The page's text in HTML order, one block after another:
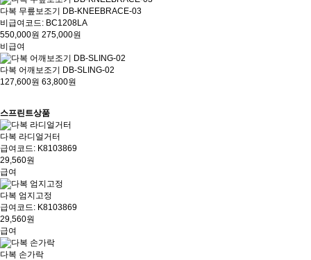
다복 무릎보조기 DB-KNEEBRACE-03
비급여코드: BC1208LA
550,000원 275,000원
비급여
다복 어깨보조기 DB-SLING-02
127,600원 63,800원
스프린트상품
다복 라디얼거터
급여코드: K8103869
29,560원
급여
다복 엄지고정
급여코드: K8103869
29,560원
급여
다복 손가락